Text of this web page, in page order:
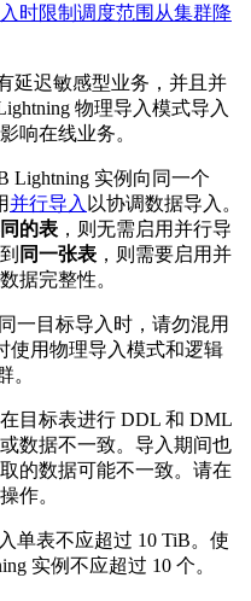
时限制调度范围从集群降
延迟敏感型业务，并且并
物理导入模式导入
响在线业务。
Lightning 实例向同一个
并行导入 以协调数据导入。
的表 ，则无需启用并行导
同一张表 ，则需要启用并
据完整性。
一目标导入时，请勿混用
使用物理导入模式和逻辑
。
目标表进行 DDL 和 DML
数据不一致。导入期间也
的数据可能不一致。请在
作。
单表不应超过 10 TiB。使
实例不应超过 10 个。